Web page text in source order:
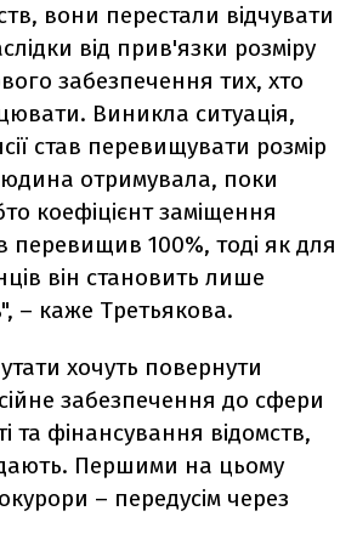
вони перестали відчувати
від прив'язки розміру
забезпечення тих, хто
Виникла ситуація,
став перевищувати розмір
отримувала, поки
коефіцієнт заміщення
перевищив 100%, тоді як для
він становить лише
– каже Третьякова.
хочуть повернути
забезпечення до сфери
та фінансування відомств,
Першими на цьому
– передусім через